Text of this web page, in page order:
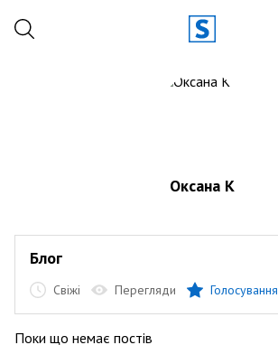
Оксана К
Блог
Свіжі Перегляди Голосування
Поки що немає постів